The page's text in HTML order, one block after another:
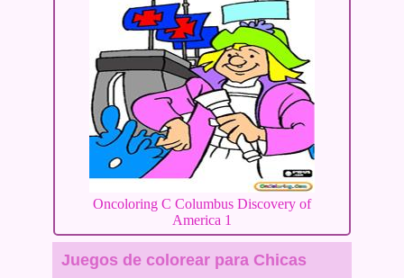
Oncoloring C Columbus Discovery of
America 1
Juegos de colorear para Chicas